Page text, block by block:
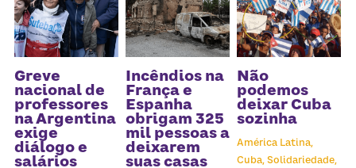
Greve
nacional de
professores
na Argentina
exige
diálogo e
salários
Incêndios na
França e
Espanha
obrigam 325
mil pessoas a
deixarem
suas casas
Não
podemos
deixar Cuba
sozinha
América Latina,
Cuba, Solidariedade,